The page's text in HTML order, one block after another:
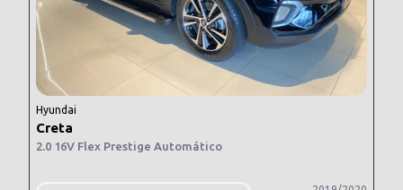
Hyundai
Creta
2.0 16V Flex Prestige Automático